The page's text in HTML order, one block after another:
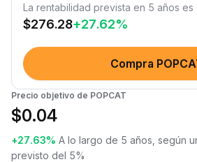
La rentabilidad prevista en 5 años es
$276.28+27.62%
Compra
Precio objetivo de POPCAT
$0.04
+27.63% A lo largo de 5 años, según
previsto del 5%